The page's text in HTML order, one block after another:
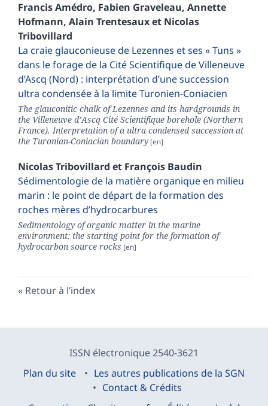
FrancisAmédro, Fabien Graveleau, Annette
Hofmann, Alain Trentesauxet Nicolas
Tribovillard
La craie glauconieuse de Lezennes et ses « Tuns »
dans le forage de la Cité Scientifique de Villeneuve
d’Ascq (Nord) : interprétation d’une succession
ultra condensée à la limite Turonien-Coniacien
The glauconitic chalk of Lezennes and its hardgrounds in
the Villeneuve d’Ascq Cité Scientifique borehole (Northern
France). Interpretation of a ultra condensed succession at
the Turonian-Coniacian boundary
NicolasTribovillard et François Baudin
Sédimentologie de la matière organique en milieu
marin : le point de départ de la formation des
roches mères d’hydrocarbures
Sedimentology of organic matter in the marine
environment: the starting point for the formation of
hydrocarbon source rocks
Retour à l’index
ISSN électronique 2540-3621
Plan du site
Les autres publications de la SGN
Contact & Crédits